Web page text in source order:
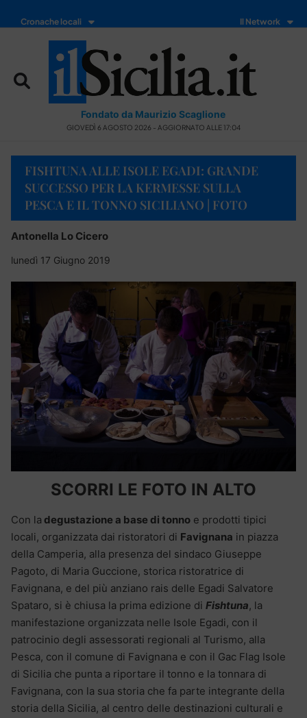
Cronache locali Il Network
Fondato da Maurizio Scaglione
GIOVEDÌ 6 AGOSTO 2026 - AGGIORNATO ALLE 17:04
FISHTUNA ALLE ISOLE EGADI: GRANDE
SUCCESSO PER LA KERMESSE SULLA
PESCA E IL TONNO SICILIANO | FOTO
Antonella Lo Cicero
lunedì 17 Giugno 2019
SCORRI LE FOTO IN ALTO
Con la degustazione a base di tonno e prodotti tipici
locali, organizzata dai ristoratori di Favignana in piazza
della Camperia, alla presenza del sindaco Giuseppe
Pagoto, di Maria Guccione, storica ristoratrice di
Favignana, e del più anziano rais delle Egadi Salvatore
Spataro, si è chiusa la prima edizione di Fishtuna, la
manifestazione organizzata nelle Isole Egadi, con il
patrocinio degli assessorati regionali al Turismo, alla
Pesca, con il comune di Favignana e con il Gac Flag Isole
di Sicilia che punta a riportare il tonno e la tonnara di
Favignana, con la sua storia che fa parte integrante della
storia della Sicilia, al centro delle destinazioni culturali e